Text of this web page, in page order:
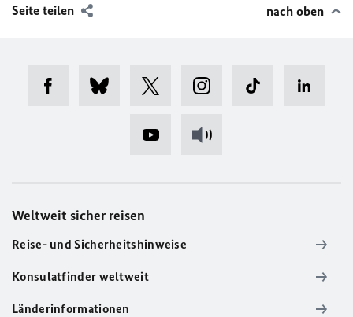
Seite teilen nach oben
Weltweit sicher reisen
Reise- und Sicherheitshinweise
Konsulatfinder weltweit
Länderinformationen